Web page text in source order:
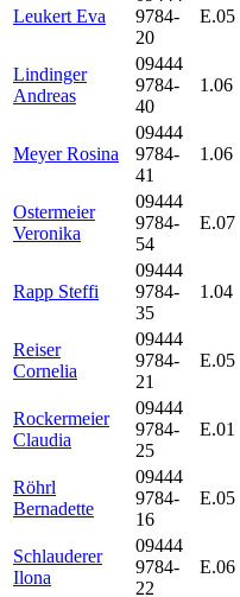
Leukert Eva
9784-
20
E.05
Lindinger
Andreas
09444
9784-
40
1.06
Meyer Rosina
09444
9784-
41
1.06
Ostermeier
Veronika
09444
9784-
54
E.07
Rapp Steffi
09444
9784-
35
1.04
Reiser
Cornelia
09444
9784-
21
E.05
Rockermeier
Claudia
09444
9784-
25
E.01
Röhrl
Bernadette
09444
9784-
16
E.05
Schlauderer
Ilona
09444
9784-
22
E.06